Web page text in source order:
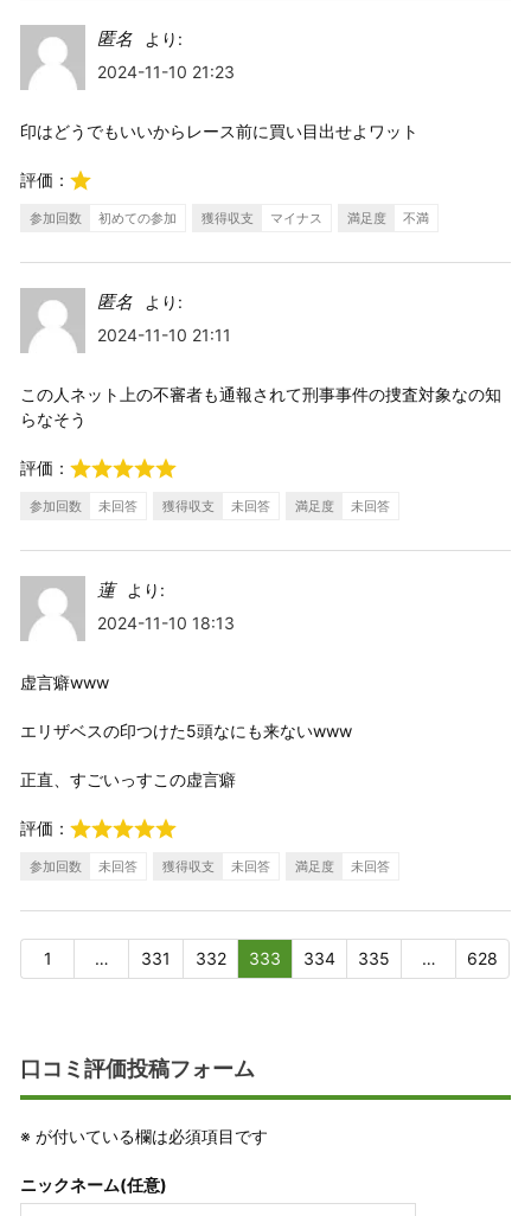
匿名
より:
2024-11-10 21:23
印はどうでもいいからレース前に買い目出せよワット
評価：
参加回数 初めての参加 獲得収支 マイナス 満足度 不満
匿名
より:
2024-11-10 21:11
この人ネット上の不審者も通報されて刑事事件の捜査対象なの知
らなそう
評価：
参加回数 未回答 獲得収支 未回答 満足度 未回答
蓮
より:
2024-11-10 18:13
虚言癖www
エリザベスの印つけた5頭なにも来ないwww
正直、すごいっすこの虚言癖
評価：
参加回数 未回答 獲得収支 未回答 満足度 未回答
1 … 331 332 333 334 335 … 628
口コミ評価投稿フォーム
※ が付いている欄は必須項目です
ニックネーム(任意)